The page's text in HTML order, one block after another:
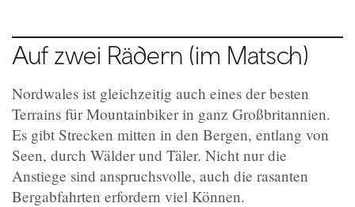
Auf zwei Rädern (im Matsch)
Nordwales ist gleichzeitig auch eines der besten
Terrains für Mountainbiker in ganz Großbritannien.
Es gibt Strecken mitten in den Bergen, entlang von
Seen, durch Wälder und Täler. Nicht nur die
Anstiege sind anspruchsvolle, auch die rasanten
Bergabfahrten erfordern viel Können.